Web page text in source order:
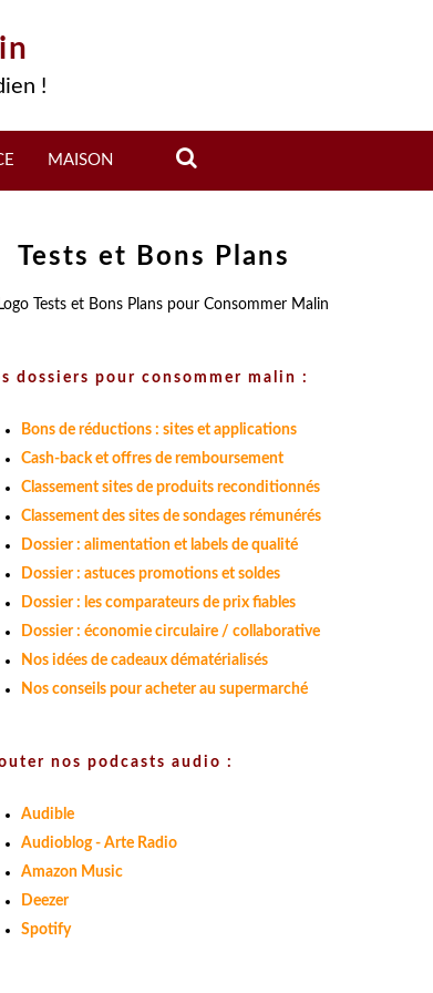
!
MAISON
Tests et Bons Plans
dossiers pour consommer malin :
Bons de réductions : sites et applications
Cash-back et offres de remboursement
Classement sites de produits reconditionnés
Classement des sites de sondages rémunérés
Dossier : alimentation et labels de qualité
Dossier : astuces promotions et soldes
Dossier : les comparateurs de prix fiables
Dossier : économie circulaire / collaborative
Nos idées de cadeaux dématérialisés
Nos conseils pour acheter au supermarché
nos podcasts audio :
Audible
Audioblog - Arte Radio
Amazon Music
Deezer
Spotify